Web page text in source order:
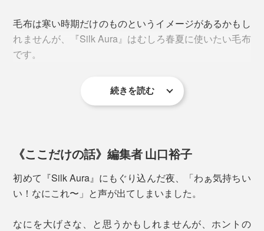
熱伝導率が低く、夏は涼しくて冬は暖かい。しっとり肌
に吸い付くようでいて、サラッとした感触。「毛布」を
超えた、傑作寝具です。
ず、じっくり時間をかけて染色。
起毛を繰り返してふわふわになった生地は、「額縁縫製
なく、四方すべてを同じ生地で折り返すことで、どこを
触っても天然シルクのなめらかさ。首元のチクチク感も
毛布は寒い時期だけのものというイメージがあるかもし
れませんが、『Silk Aura』はむしろ春夏に使いたい毛布
です。
軽くてムレない『Silk Aura』一枚で過ごす夜は、快適そ
寒い季節は、『Silk Aura』の上に羽毛布団などをかけて
お休みください。羽毛布団と身体のスキマを埋めてく
れ、毛布が呼吸するように湿気を吸って放出し、気持ち
良く眠れます。
続きを読む
《ここだけの話》編集者 山口裕子
初めて『Silk Aura』にもぐり込んだ夜、「わぁ気持ちい
い！なにこれ〜」と声が出てしまいました。
なにを大げさな、と思うかもしれませんが、ホントの